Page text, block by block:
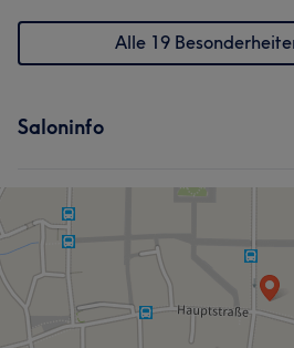
Alle 19
Saloninfo